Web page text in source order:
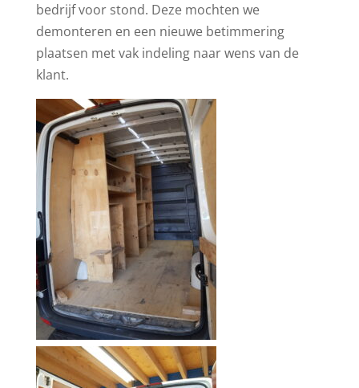
bedrijf voor stond. Deze mochten we
demonteren en een nieuwe betimmering
plaatsen met vak indeling naar wens van de
klant.